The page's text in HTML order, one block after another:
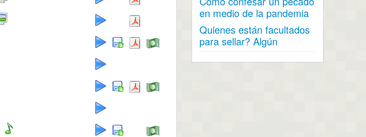
en medio de la pandemia
por el covid 19 cuando...
Quienes están facultados
para sellar? Algún
dicho...